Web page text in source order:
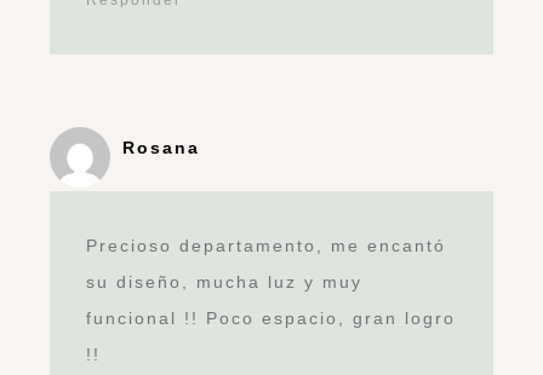
Rosana
Precioso departamento, me encantó
su diseño, mucha luz y muy
funcional !! Poco espacio, gran logro
!!